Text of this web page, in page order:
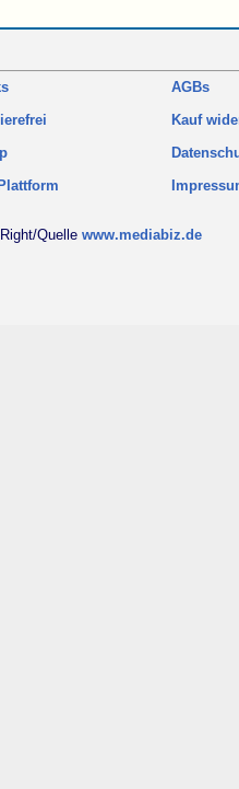
AGBs
Kauf
Quelle www.mediabiz.de